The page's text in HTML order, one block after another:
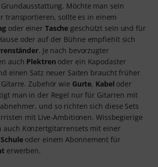
Möchte man sein
transportieren, sollte es in einem
oder einer Tasche geschützt sein und für
oder auf der Bühne empfiehlt sich
. Je nach bevorzugter
auch Plektren oder ein Kapodaster
einen Satz neuer Saiten braucht früher
Zubehör wie Gurte, Kabel oder
man in der Regel nur für Gitarren mit
und so richten sich diese Sets
mit Live-Ambitionen. Wissbegierige
auch Konzertgitarrensets mit einer
oder einem Abonnement für
erwerben.